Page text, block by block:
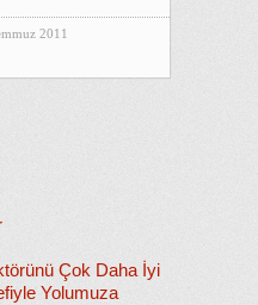
2011
Çok Daha İyi
Yolumuza